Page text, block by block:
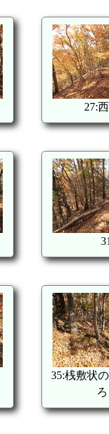
27:
35:桟敷状
ろ